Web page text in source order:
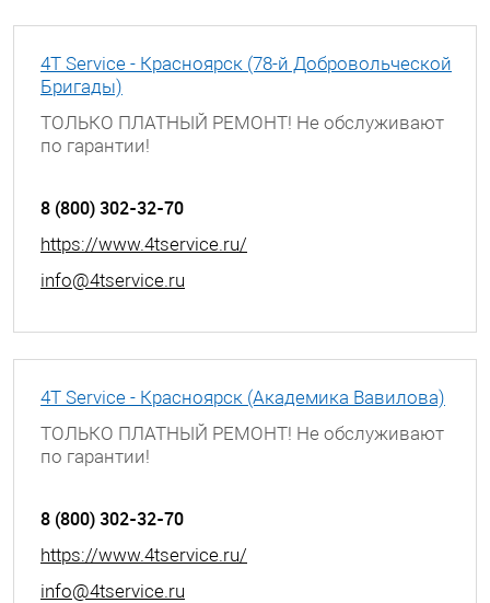
4T Service - Красноярск (78-й Добровольческой
Бригады)
ТОЛЬКО ПЛАТНЫЙ РЕМОНТ! Не обслуживают
по гарантии!
8 (800) 302-32-70
https://www.4tservice.ru/
info@4tservice.ru
4T Service - Красноярск (Академика Вавилова)
ТОЛЬКО ПЛАТНЫЙ РЕМОНТ! Не обслуживают
по гарантии!
8 (800) 302-32-70
https://www.4tservice.ru/
info@4tservice.ru